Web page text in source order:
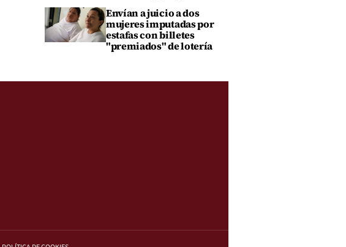
Envían a juicio a dos
mujeres imputadas por
estafas con billetes
"premiados" de lotería